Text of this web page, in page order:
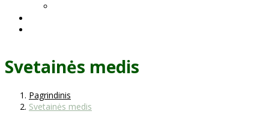
Svetainės medis
Pagrindinis
Svetainės medis